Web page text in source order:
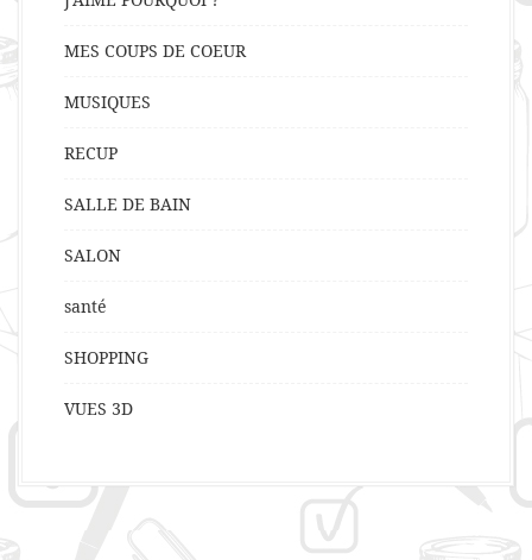
MES COUPS DE COEUR
MUSIQUES
RECUP
SALLE DE BAIN
SALON
santé
SHOPPING
VUES 3D